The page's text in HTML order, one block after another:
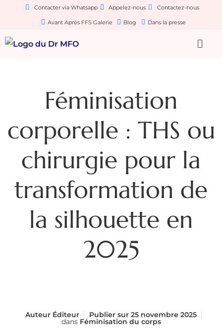
Contacter via Whatsapp Appelez-nous Contactez-nous
Avant Après FFS Galerie Blog Dans la presse
Féminisation
corporelle : THS ou
chirurgie pour la
transformation de
la silhouette en
2025
Auteur Éditeur Publier sur 25 novembre 2025
dans Féminisation du corps